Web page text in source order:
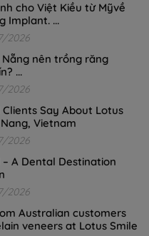
cho Việt Kiều từ Mỹvề
Implant. ...
2026
nên trồng răng
...
2026
Say About Lotus
Vietnam
2026
A Dental Destination
2026
Australian customers
veneers at Lotus Smile